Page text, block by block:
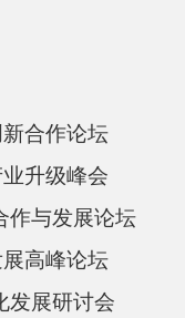
合作论坛
升级峰会
作与发展论坛
高峰论坛
发展研讨会